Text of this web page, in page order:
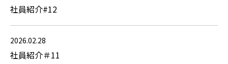
社員紹介#12
2026.02.28
社員紹介＃11